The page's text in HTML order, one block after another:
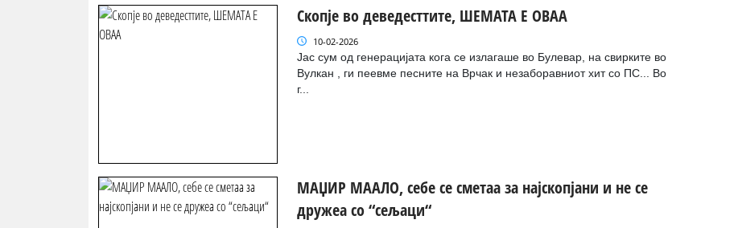
Скопје во деведесттите, ШЕМАТА Е ОВАА
10-02-2026
Јас сум од генерацијата кога се излагаше во Булевар, на свирките во
Вулкан , ги пеевме песните на Врчак и незаборавниот хит со ПС... Во
г...
МАЏИР МААЛО, себе се сметаа за најскопјани и не се
дружеа со “сељаци“